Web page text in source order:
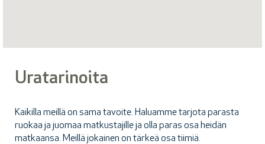
Uratarinoita
Kaikilla meillä on sama tavoite. Haluamme tarjota parasta
ruokaa ja juomaa matkustajille ja olla paras osa heidän
matkaansa. Meillä jokainen on tärkeä osa tiimiä.